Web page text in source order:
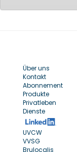
Über uns
Kontakt
Abonnement
Produkte
Privatleben
Dienste
UVCW
VVSG
Brulocalis